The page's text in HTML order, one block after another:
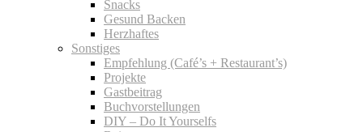
Snacks
Gesund Backen
Herzhaftes
Sonstiges
Empfehlung (Café’s + Restaurant’s)
Projekte
Gastbeitrag
Buchvorstellungen
DIY – Do It Yourselfs